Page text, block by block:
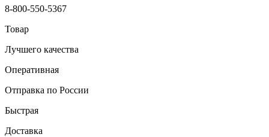
8-800-550-5367
Товар
Лучшего качества
Оперативная
Отправка по России
Быстрая
Доставка